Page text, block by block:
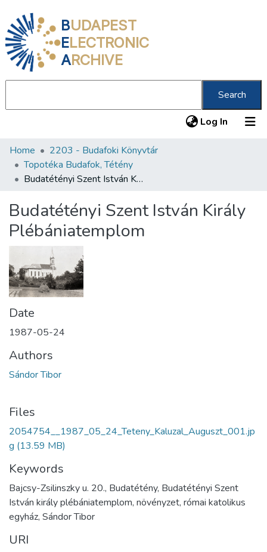
BUDAPEST
ELECTRONIC
ARCHIVE
Search
Log In (current)
Communities & Collections
All of DSpace
About us
Home
2203 - Budafoki Könyvtár
Topotéka Budafok, Tétény
Budatétényi Szent István Király Plébániatemplom
Budatétényi Szent István Király
Plébániatemplom
Date
1987-05-24
Authors
Sándor Tibor
Files
2054754__1987_05_24_Teteny_Kaluzal_Auguszt_001.jp
g (13.59 MB)
Keywords
Bajcsy-Zsilinszky u. 20., Budatétény, Budatétényi Szent
István király plébániatemplom, növényzet, római katolikus
egyház, Sándor Tibor
URI